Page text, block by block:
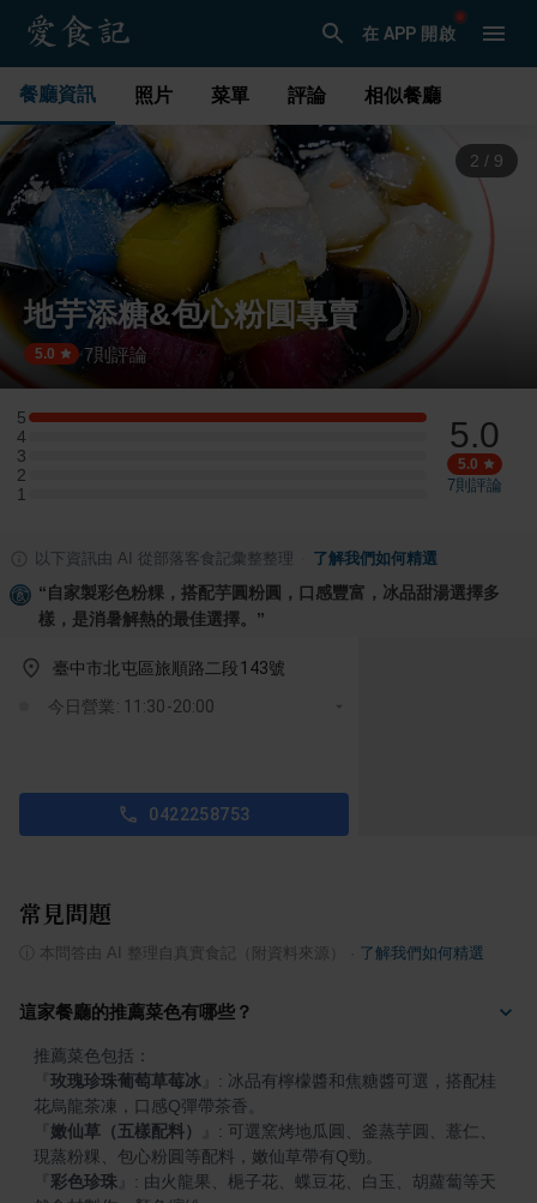
在 APP 開啟
餐廳資訊 照片 菜單 評論 相似餐廳
3 / 9
地芋添糖&包心粉圓專賣
5.0 ·7則評論
5
5 星：1 則評論
4
4 星：0 則評論
3
3 星：0 則評論
2
2 星：0 則評論
1
1 星：0 則評論
5.0
5.0
7則評論
以下資訊由 AI 從部落客食記彙整整理 了解我們如何精選
“自家製彩色粉粿，搭配芋圓粉圓，口感豐富，冰品甜湯選擇多
樣，是消暑解熱的最佳選擇。 ”
臺中市北屯區旅順路二段143號
今日營業: 11:30-20:00
0422258753
常見問題
本問答由 AI 整理自真實食記（附資料來源） 了解我們如何精選
這家餐廳的推薦菜色有哪些？
玫瑰珍珠葡萄草莓冰
: 冰品有檸檬醬和焦糖醬可選，搭配桂
嫩仙草（五樣配料）
: 可選窯烤地瓜圓、釜蒸芋圓、薏仁、
彩色珍珠
: 由火龍果、梔子花、蝶豆花、白玉、胡蘿蔔等天